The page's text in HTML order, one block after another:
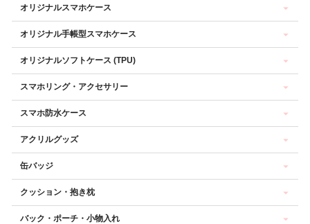
オリジナルスマホケース
オリジナル手帳型スマホケース
オリジナルソフトケース (TPU)
スマホリング・アクセサリー
スマホ防水ケース
アクリルグッズ
缶バッジ
クッション・抱き枕
バック・ポーチ・小物入れ